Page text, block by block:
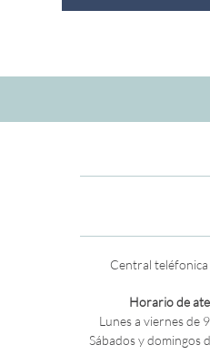
Central
Horario de
Lunes a viernes de
Sábados y domingos